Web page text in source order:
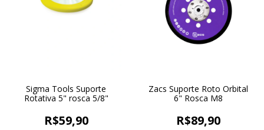
Sigma Tools Suporte
Rotativa 5" rosca 5/8"
R$59,90
Zacs Suporte Roto Orbital
6" Rosca M8
R$89,90